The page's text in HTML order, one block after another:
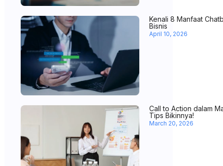
Kenali 8 Manfaat
Bisnis
April 10, 2026
Call to Action dalam
Tips Bikinnya!
March 20, 2026